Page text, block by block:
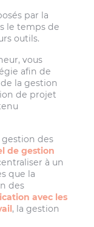
par la
le temps de
outils.
vous
afin de
la gestion
de projet
des
de gestion
à un
que la
des
avec les
, la gestion